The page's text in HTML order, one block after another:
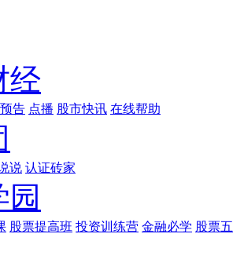
经
预告 点播 股市快讯 在线帮助
说 认证砖家
股票提高班 投资训练营 金融必学 股票